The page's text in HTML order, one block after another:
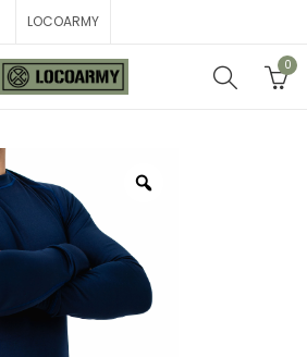
LOCOARMY
0